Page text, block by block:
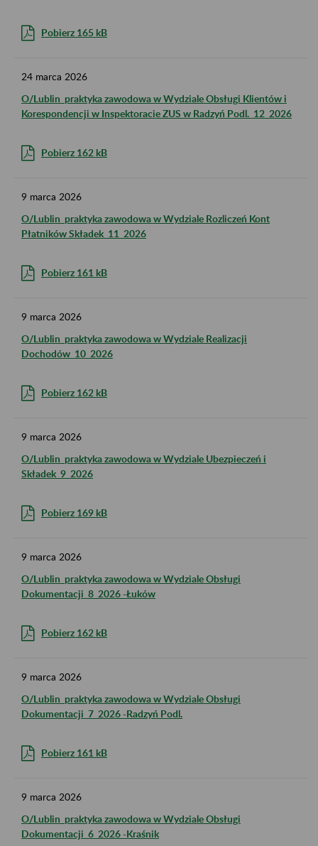
Pobierz 165 kB
24 marca 2026
O/Lublin_praktyka zawodowa w Wydziale Obsługi Klientów i
Korespondencji w Inspektoracie ZUS w Radzyń Podl._12_2026
Pobierz 162 kB
9 marca 2026
O/Lublin_praktyka zawodowa w Wydziale Rozliczeń Kont
Płatników Składek_11_2026
Pobierz 161 kB
9 marca 2026
O/Lublin_praktyka zawodowa w Wydziale Realizacji
Dochodów_10_2026
Pobierz 162 kB
9 marca 2026
O/Lublin_praktyka zawodowa w Wydziale Ubezpieczeń i
Składek_9_2026
Pobierz 169 kB
9 marca 2026
O/Lublin_praktyka zawodowa w Wydziale Obsługi
Dokumentacji_8_2026 -Łuków
Pobierz 162 kB
9 marca 2026
O/Lublin_praktyka zawodowa w Wydziale Obsługi
Dokumentacji_7_2026 -Radzyń Podl.
Pobierz 161 kB
9 marca 2026
O/Lublin_praktyka zawodowa w Wydziale Obsługi
Dokumentacji_6_2026 -Kraśnik